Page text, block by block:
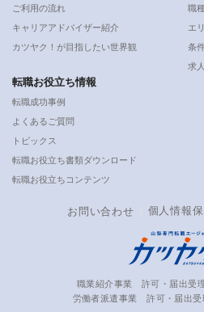
ご利用の流れ
キャリアアドバイザー紹介
カツヤク！が目指したい世界観
職
エ
条
求
転職お役立ち情報
転職成功事例
よくあるご質問
トピックス
転職お役立ち書類ダウンロード
転職お役立ちコンテンツ
お問い合わせ 個人情報
職業紹介事業 許可・届出受
労働者派遣事業 許可・届出